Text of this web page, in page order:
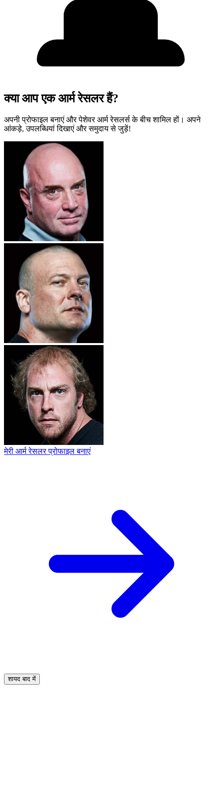
क्या आप एक आर्म रेसलर हैं?
अपनी प्रोफाइल बनाएं और पेशेवर आर्म रेसलर्स के बीच शामिल हों। अपने
आंकड़े, उपलब्धियां दिखाएं और समुदाय से जुड़ें!
मेरी आर्म रेसलर प्रोफाइल बनाएं
शायद बाद में